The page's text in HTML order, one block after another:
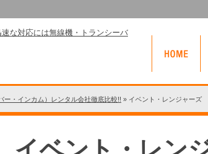
ー・インカム）レンタル会社徹底比較!! » イベント・レンジャーズ